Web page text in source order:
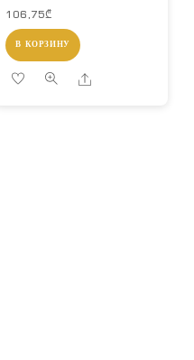
106,75₾
В КОРЗИНУ
Share